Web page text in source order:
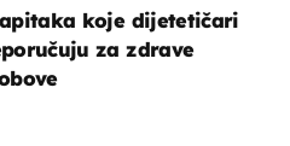
koje dijetetičari
za zdrave